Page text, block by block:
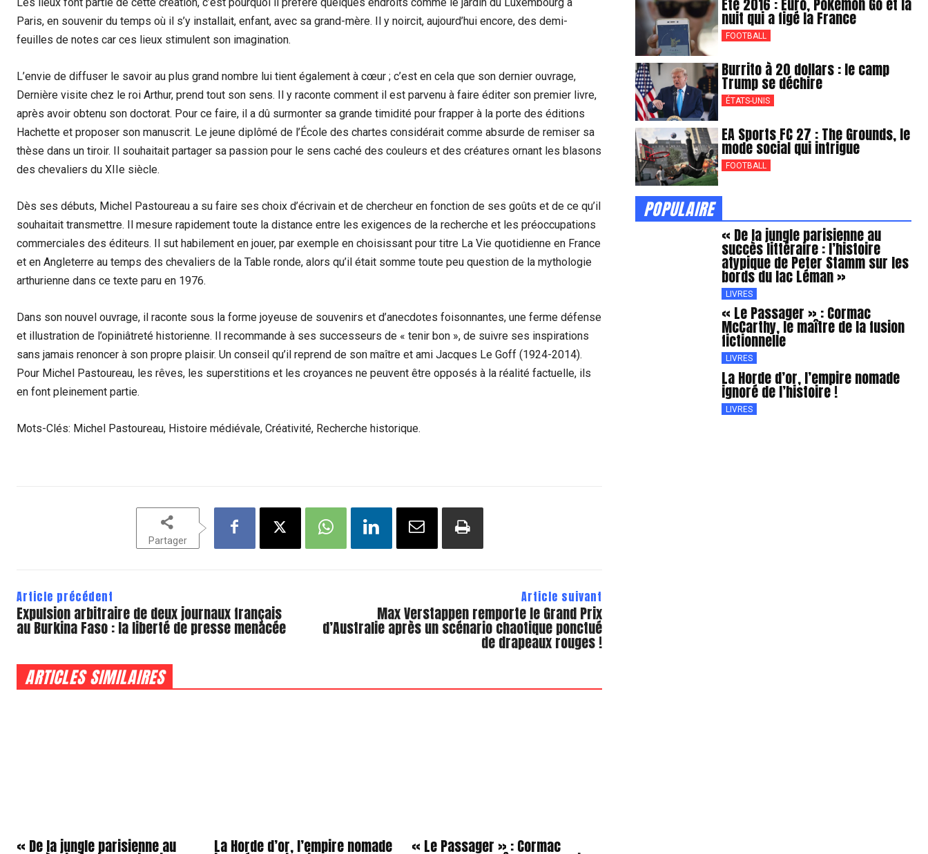
Les lieux font partie de cette création, c’est pourquoi il préfère quelques endroits comme le jardin du Luxembourg à
Paris, en souvenir du temps où il s’y installait, enfant, avec sa grand-mère. Il y noircit, aujourd’hui encore, des demi-
feuilles de notes car ces lieux stimulent son imagination.
L’envie de diffuser le savoir au plus grand nombre lui tient également à cœur ; c’est en cela que son dernier ouvrage,
Dernière visite chez le roi Arthur, prend tout son sens. Il y raconte comment il est parvenu à faire éditer son premier livre,
après avoir obtenu son doctorat. Pour ce faire, il a dû surmonter sa grande timidité pour frapper à la porte des éditions
Hachette et proposer son manuscrit. Le jeune diplômé de l’École des chartes considérait comme absurde de remiser sa
thèse dans un tiroir. Il souhaitait partager sa passion pour le sens caché des couleurs et des créatures ornant les blasons
des chevaliers du XIIe siècle.
Dès ses débuts, Michel Pastoureau a su faire ses choix d’écrivain et de chercheur en fonction de ses goûts et de ce qu’il
souhaitait transmettre. Il mesure rapidement toute la distance entre les exigences de la recherche et les préoccupations
commerciales des éditeurs. Il sut habilement en jouer, par exemple en choisissant pour titre La Vie quotidienne en France
et en Angleterre au temps des chevaliers de la Table ronde, alors qu’il était somme toute peu question de la mythologie
arthurienne dans ce texte paru en 1976.
Dans son nouvel ouvrage, il raconte sous la forme joyeuse de souvenirs et d’anecdotes foisonnantes, une ferme défense
et illustration de l’opiniâtreté historienne. Il recommande à ses successeurs de « tenir bon », de suivre ses inspirations
sans jamais renoncer à son propre plaisir. Un conseil qu’il reprend de son maître et ami Jacques Le Goff (1924-2014).
Pour Michel Pastoureau, les rêves, les superstitions et les croyances ne peuvent être opposés à la réalité factuelle, ils
en font pleinement partie.
Mots-Clés: Michel Pastoureau, Histoire médiévale, Créativité, Recherche historique.
Partager
Article précédent
Expulsion arbitraire de deux journaux français
au Burkina Faso : la liberté de presse menacée
Article suivant
Max Verstappen remporte le Grand Prix
d’Australie après un scénario chaotique ponctué
de drapeaux rouges !
ARTICLES SIMILAIRES
« De la jungle parisienne au La Horde d’or, l’empire nomade « Le Passager » : Cormac
Été 2016 : Euro, Pokémon Go et la
nuit qui a figé la France
FOOTBALL
Burrito à 20 dollars : le camp
Trump se déchire
ÉTATS-UNIS
EA Sports FC 27 : The Grounds, le
mode social qui intrigue
FOOTBALL
POPULAIRE
« De la jungle parisienne au
succès littéraire : l’histoire
atypique de Peter Stamm sur les
bords du lac Léman »
LIVRES
« Le Passager » : Cormac
McCarthy, le maître de la fusion
fictionnelle
LIVRES
La Horde d’or, l’empire nomade
ignoré de l’histoire !
LIVRES